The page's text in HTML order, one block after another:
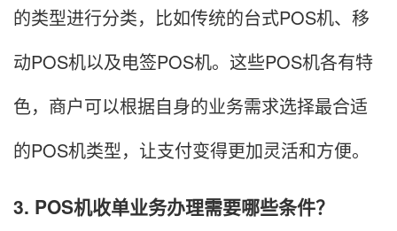
的类型进行分类，比如传统的台式POS机、移
动POS机以及电签POS机。这些POS机各有特
色，商户可以根据自身的业务需求选择最合适
的POS机类型，让支付变得更加灵活和方便。
3. POS机收单业务办理需要哪些条件？